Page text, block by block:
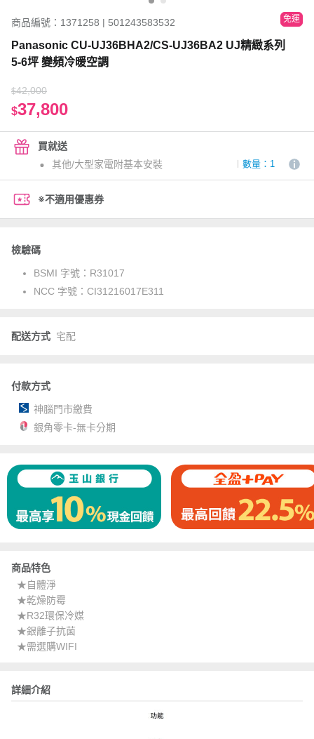
商品編號：1371258 | 501243583532 免運
Panasonic CU-UJ36BHA2/CS-UJ36BA2 UJ精緻系列
5-6坪 變頻冷暖空調
$42,000
$37,800
買就送
其他/大型家電附基本安裝
數量：1
※不適用優惠券
檢驗碼
BSMI 字號： R31017
NCC 字號： CI31216017E311
配送方式 宅配
付款方式
神腦門市繳費
銀角零卡-無卡分期
商品特色
★自體淨
★乾燥防霉
★R32環保冷媒
★銀離子抗菌
★需選購WIFI
詳細介紹